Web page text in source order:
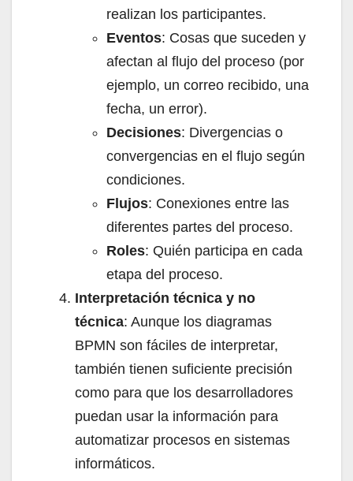
realizan los participantes.
Eventos: Cosas que suceden y
afectan al flujo del proceso (por
ejemplo, un correo recibido, una
fecha, un error).
Decisiones: Divergencias o
convergencias en el flujo según
condiciones.
Flujos: Conexiones entre las
diferentes partes del proceso.
Roles: Quién participa en cada
etapa del proceso.
Interpretación técnica y no
técnica: Aunque los diagramas
BPMN son fáciles de interpretar,
también tienen suficiente precisión
como para que los desarrolladores
puedan usar la información para
automatizar procesos en sistemas
informáticos.